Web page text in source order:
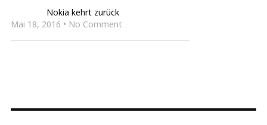
Nokia kehrt zurück
Mai 18, 2016 • No Comment